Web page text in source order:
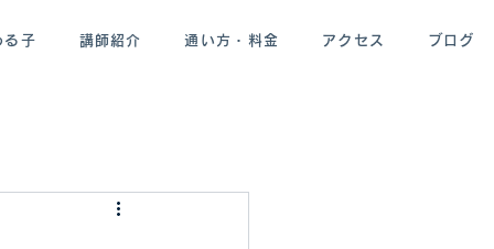
る子 講師紹介 通い方・料金 アクセス ブログ